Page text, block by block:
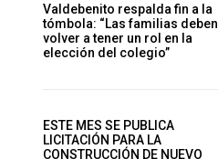
Valdebenito respalda fin a la
tómbola: “Las familias deben
volver a tener un rol en la
elección del colegio”
ESTE MES SE PUBLICA
LICITACIÓN PARA LA
CONSTRUCCIÓN DE NUEVO